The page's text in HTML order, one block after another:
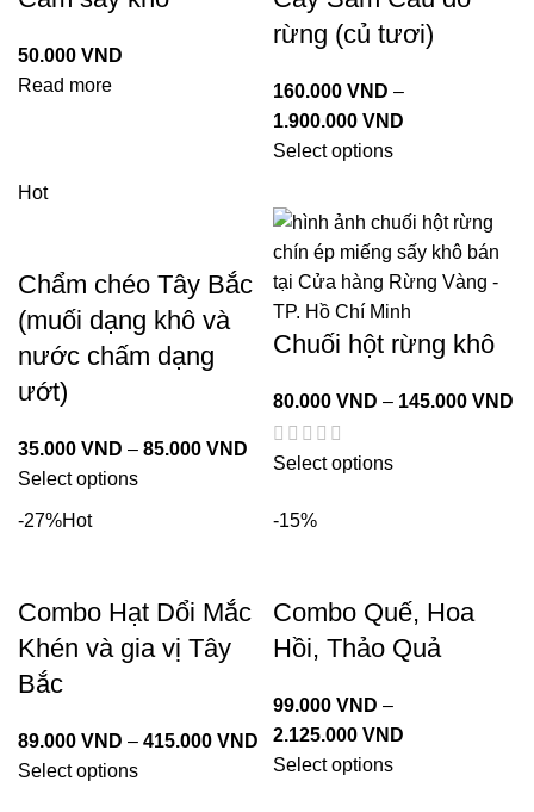
50.000 VND
Read more
rừng (củ tươi)
160.000 VND –
1.900.000 VND
Select options
Hot
Chẩm chéo Tây Bắc
(muối dạng khô và
nước chấm dạng
ướt)
35.000 VND – 85.000 VND
Select options
Chuối hột rừng khô
80.000 VND – 145.000 VND
Select options
-27%Hot
Combo Hạt Dổi Mắc
Khén và gia vị Tây
Bắc
89.000 VND – 415.000 VND
Select options
-15%
Combo Quế, Hoa
Hồi, Thảo Quả
99.000 VND –
2.125.000 VND
Select options